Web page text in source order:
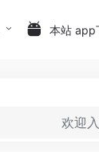
本站 app
欢迎